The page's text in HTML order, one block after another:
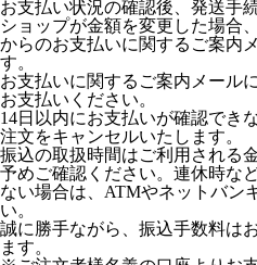
お支払い状況の確認後、発送手
ショップが金額を変更した場合
からのお支払いに関するご案内
す。
お支払いに関するご案内メール
お支払いください。
14日以内にお支払いが確認でき
注文をキャンセルいたします。
振込の取扱時間はご利用される
予めご確認ください。連休時な
ない場合は、ATMやネットバン
い。
誠に勝手ながら、振込手数料は
ます。